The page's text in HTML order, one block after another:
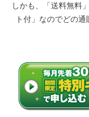
しかも、「送料無料
ト付」なのでどの